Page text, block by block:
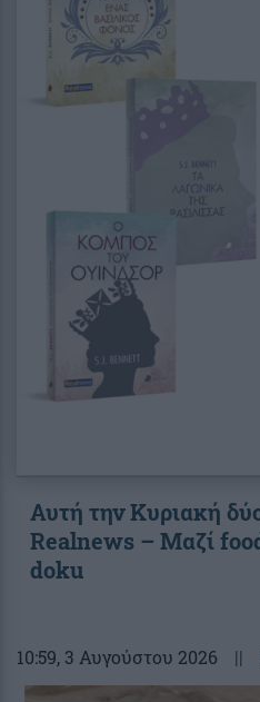
Αυτή την Κυριακή
Realnews – Μαζί
doku
10:59, 3 Αυγούστου 2026 ||